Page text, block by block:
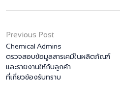
Previous Post
Chemical Admins
ตรวจสอบข้อมูลสารเคมีในผลิตภัณฑ์
และรายงานให้กับลูกค้า
ที่เกี่ยวข้องรับทราบ